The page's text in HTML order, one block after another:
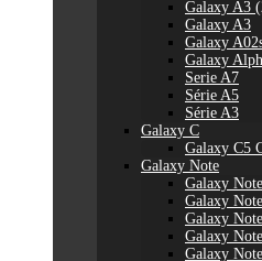
Galaxy A3
Galaxy A3
Galaxy
Galaxy
Serie A7
Série A5
Série A3
Galaxy C
Galaxy C5
Galaxy Note
Galaxy
Galaxy
Galaxy
Galaxy
Galaxy